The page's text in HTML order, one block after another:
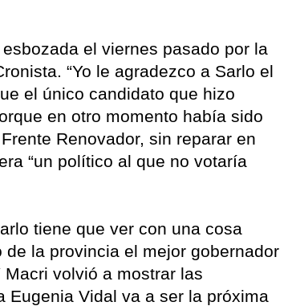
el viernes pasado por la
“Yo le agradezco a Sarlo el
el único candidato que hizo
en otro momento había sido
Renovador, sin reparar en
“un político al que no votaría
tiene que ver con una cosa
la provincia el mejor gobernador
volvió a mostrar las
Eugenia Vidal va a ser la próxima